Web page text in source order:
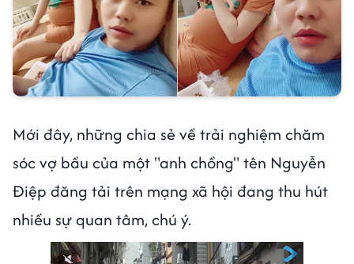
Mới đây, những chia sẻ về trải nghiệm chăm
sóc vợ bầu của một "anh chồng" tên Nguyễn
Điệp đăng tải trên mạng xã hội đang thu hút
nhiều sự quan tâm, chú ý.